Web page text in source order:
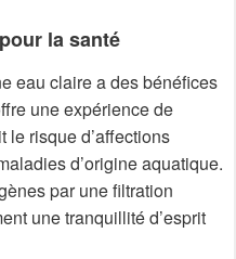
la santé
eau claire a des bénéfices
une expérience de
le risque d’affections
d’origine aquatique.
par une filtration
une tranquillité d’esprit